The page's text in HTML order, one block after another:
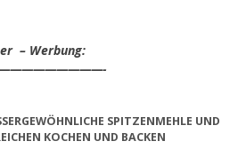
Werbung:
SPITZENMEHLE UND V
KOCHEN UND BACKEN